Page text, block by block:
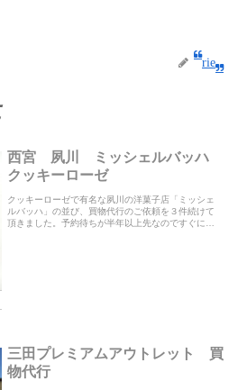
rie
西宮 夙川 ミッシェルバッハ
クッキーローゼ
クッキーローゼで有名な夙川の洋菓子店「ミッシェ
ルバッハ」の並び、買物代行のご依頼を３件続けて
頂きました。予約待ちが半年以上先なのですぐに欲
三田プレミアムアウトレット 買
物代行